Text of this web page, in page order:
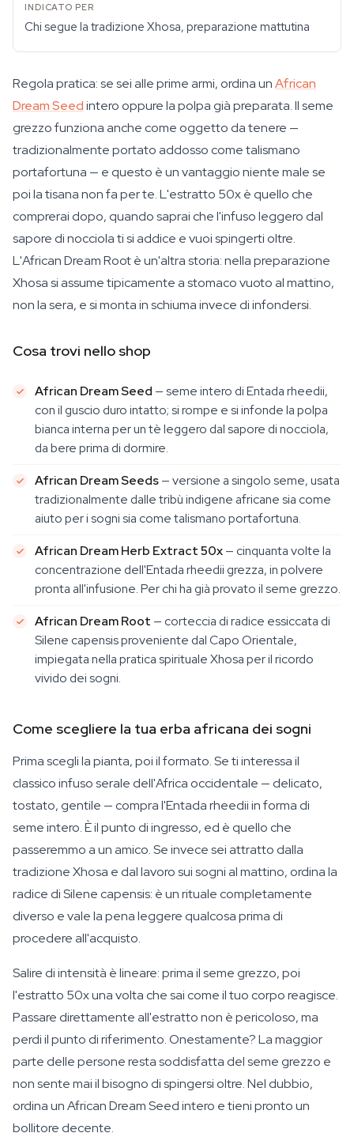
Chi segue la tradizione Xhosa, preparazione mattutina
Regola pratica: se sei alle prime armi, ordina unAfrican
Dream Seedintero oppure la polpa già preparata. Il seme
grezzo funziona anche come oggetto da tenere —
tradizionalmente portato addosso come talismano
portafortuna — e questo è un vantaggio niente male se
poi la tisana non fa per te. L'estratto 50x è quello che
comprerai dopo, quando saprai che l'infuso leggero dal
sapore di nocciola ti si addice e vuoi spingerti oltre.
L'African Dream Root è un'altra storia: nella preparazione
Xhosa si assume tipicamente a stomaco vuoto al mattino,
non la sera, e si monta in schiuma invece di infondersi.
Cosa trovi nello shop
African Dream Seed — seme intero diEntada rheedii,
con il guscio duro intatto; si rompe e si infonde la polpa
bianca interna per un tè leggero dal sapore di nocciola,
da bere prima di dormire.
African Dream Seeds— versione a singolo seme, usata
tradizionalmente dalle tribù indigene africane sia come
aiuto per i sogni sia come talismano portafortuna.
African Dream Herb Extract 50x— cinquanta volte la
concentrazione dell'Entada rheedii grezza, in polvere
pronta all'infusione. Per chi ha già provato il seme grezzo.
African Dream Root — corteccia di radice essiccata di
Silene capensisproveniente dal Capo Orientale,
impiegata nella pratica spirituale Xhosa per il ricordo
vivido dei sogni.
Come scegliere la tua erba africana dei sogni
Prima scegli la pianta, poi il formato. Se ti interessa il
classico infuso serale dell'Africa occidentale — delicato,
tostato, gentile — compra l'Entada rheediiin forma di
seme intero. È il punto di ingresso, ed è quello che
passeremmo a un amico. Se invece sei attratto dalla
tradizione Xhosa e dal lavoro sui sogni al mattino, ordina la
radice di Silene capensis: è un rituale completamente
diverso e vale la pena leggere qualcosa prima di
procedere all'acquisto.
Salire di intensità è lineare: prima il seme grezzo, poi
l'estratto 50x una volta che sai come il tuo corpo reagisce.
Passare direttamente all'estratto non è pericoloso, ma
perdi il punto di riferimento. Onestamente? La maggior
parte delle persone resta soddisfatta del seme grezzo e
non sente mai il bisogno di spingersi oltre. Nel dubbio,
ordina un African Dream Seed intero e tieni pronto un
bollitore decente.